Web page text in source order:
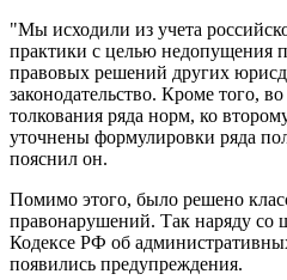
"Мы исходили из учета
практики с целью недопущения
правовых решений других
законодательство. Кроме того,
толкования ряда норм, ко
уточнены формулировки ряда
пояснил он.
Помимо этого, было решено
правонарушений. Так наряду
Кодексе РФ об
появились предупреждения.